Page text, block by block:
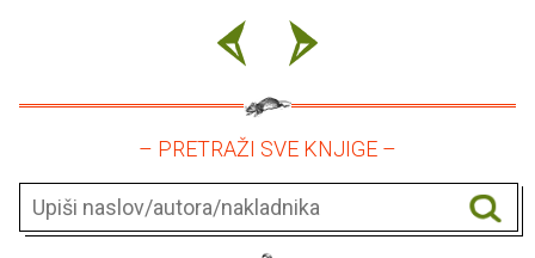
– PRETRAŽI SVE KNJIGE –